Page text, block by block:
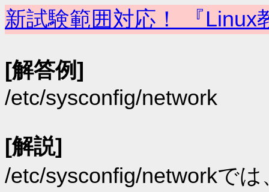
新試験範囲対応！ 『
[解答例]
/etc/sysconfig/network
[解説]
/etc/sysconfig/networkで